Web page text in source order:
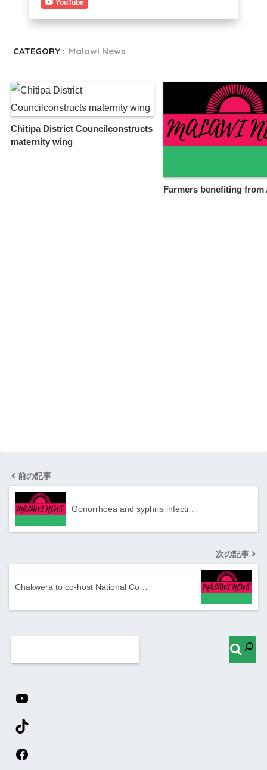
YouTube
CATEGORY : Malawi News
Chitipa District Councilconstructs
maternity wing
Farmers benefiting from
前の記事
Gonorrhoea and syphilis infecti…
次の記事
Chakwera to co-host National Co…